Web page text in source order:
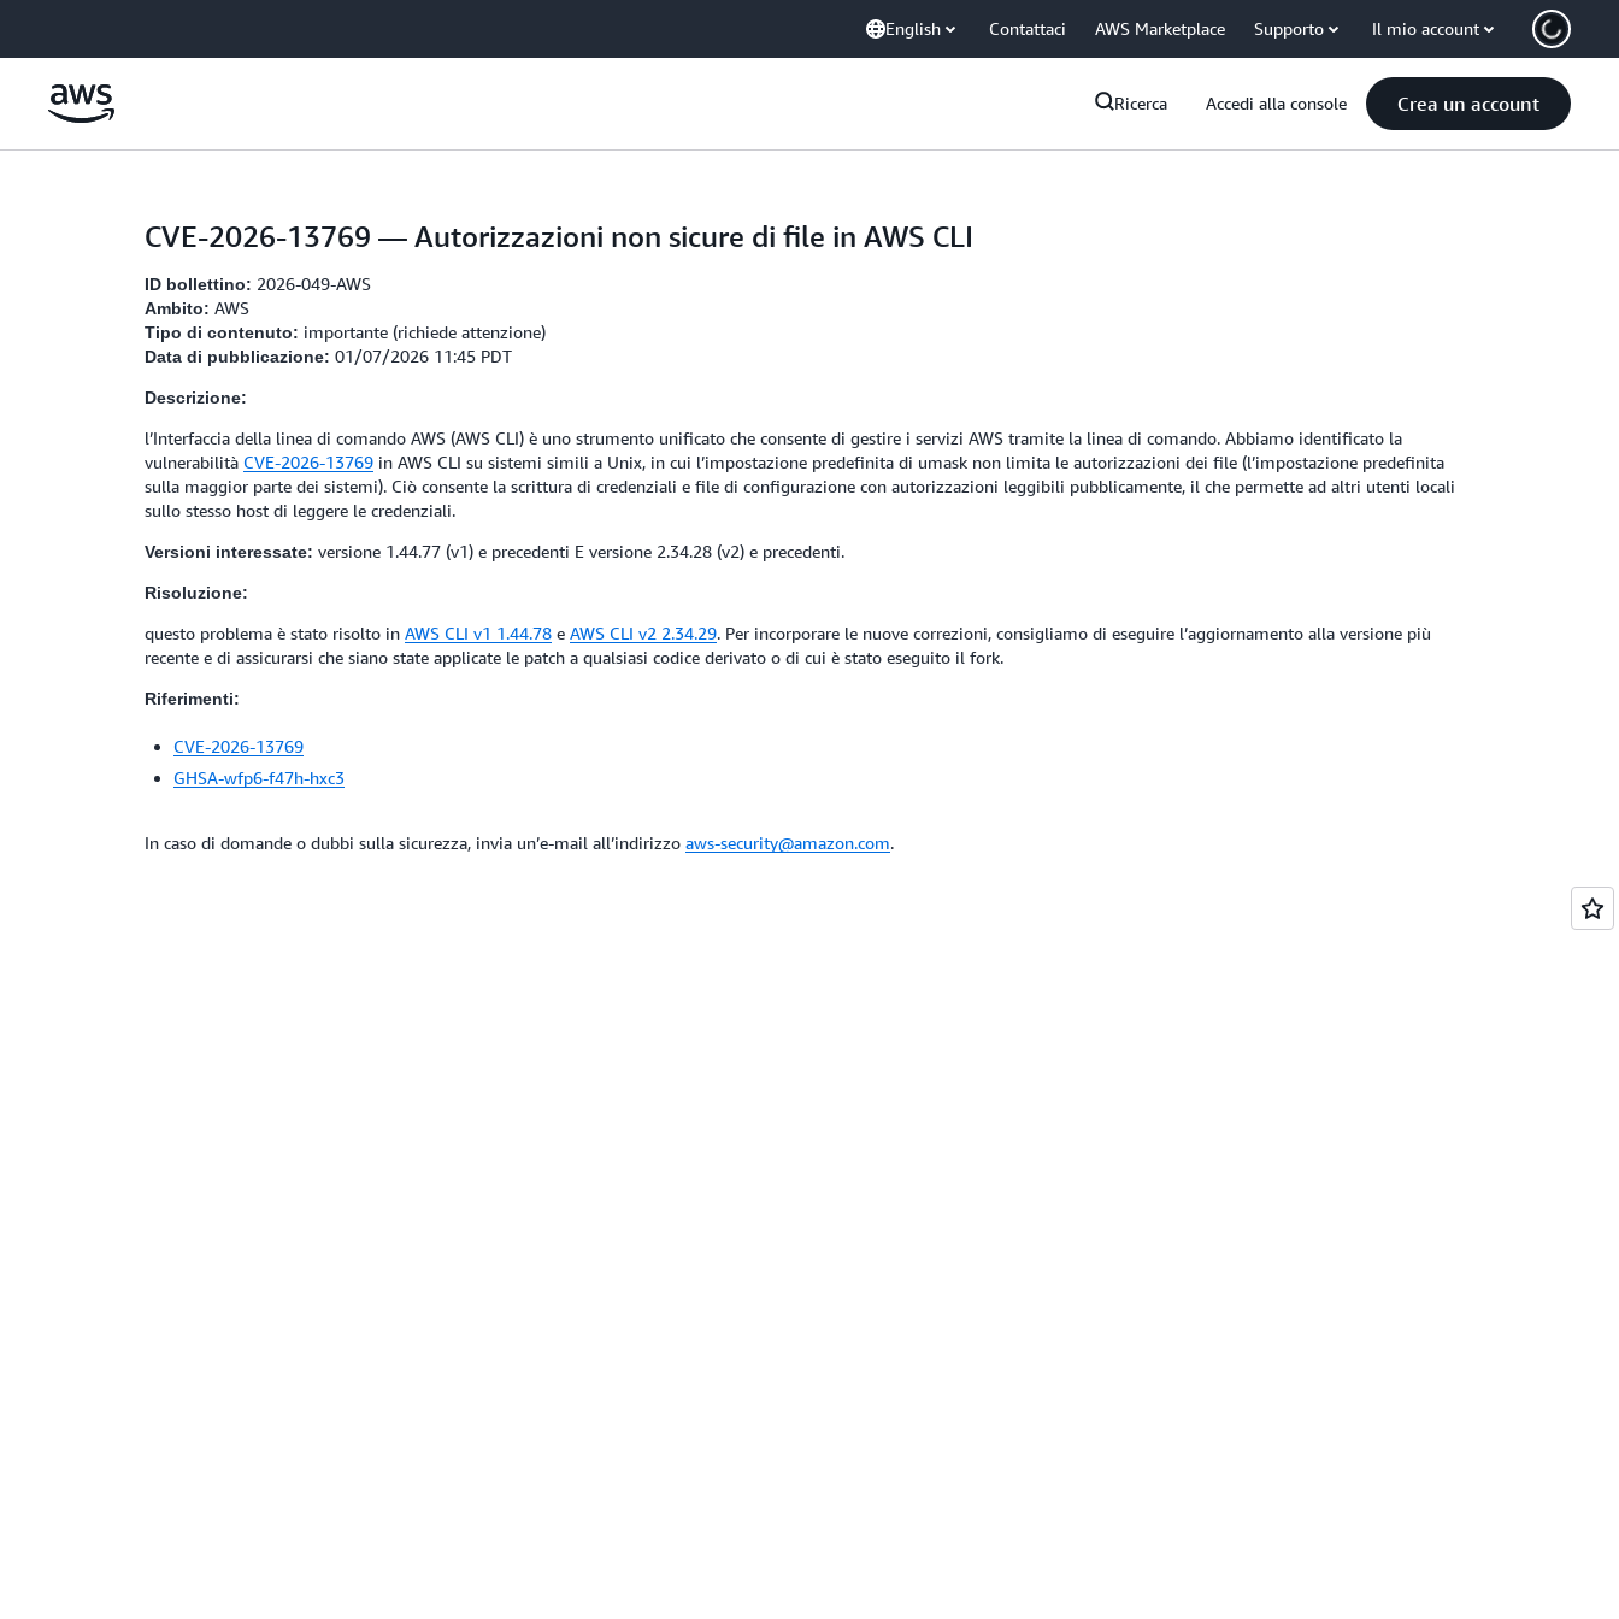
English Contattaci AWS Marketplace Supporto Il mio account
Ricerca Accedi alla console Crea un account
CVE-2026-13769 — Autorizzazioni non sicure di file in AWS CLI
ID bollettino: 2026-049-AWS
Ambito: AWS
Tipo di contenuto: importante (richiede attenzione)
Data di pubblicazione: 01/07/2026 11:45 PDT
Descrizione:
l’Interfaccia della linea di comando AWS (AWS CLI) è uno strumento unificato che consente di gestire i servizi AWS tramite la linea di comando. Abbiamo identificato la
vulnerabilità CVE-2026-13769 in AWS CLI su sistemi simili a Unix, in cui l’impostazione predefinita di umask non limita le autorizzazioni dei file (l’impostazione predefinita
sulla maggior parte dei sistemi). Ciò consente la scrittura di credenziali e file di configurazione con autorizzazioni leggibili pubblicamente, il che permette ad altri utenti locali
sullo stesso host di leggere le credenziali.
Versioni interessate: versione 1.44.77 (v1) e precedenti E versione 2.34.28 (v2) e precedenti.
Risoluzione:
questo problema è stato risolto in AWS CLI v1 1.44.78 e AWS CLI v2 2.34.29. Per incorporare le nuove correzioni, consigliamo di eseguire l’aggiornamento alla versione più
recente e di assicurarsi che siano state applicate le patch a qualsiasi codice derivato o di cui è stato eseguito il fork.
Riferimenti:
CVE-2026-13769
GHSA-wfp6-f47h-hxc3
In caso di domande o dubbi sulla sicurezza, invia un’e-mail all’indirizzo aws-security@amazon.com.